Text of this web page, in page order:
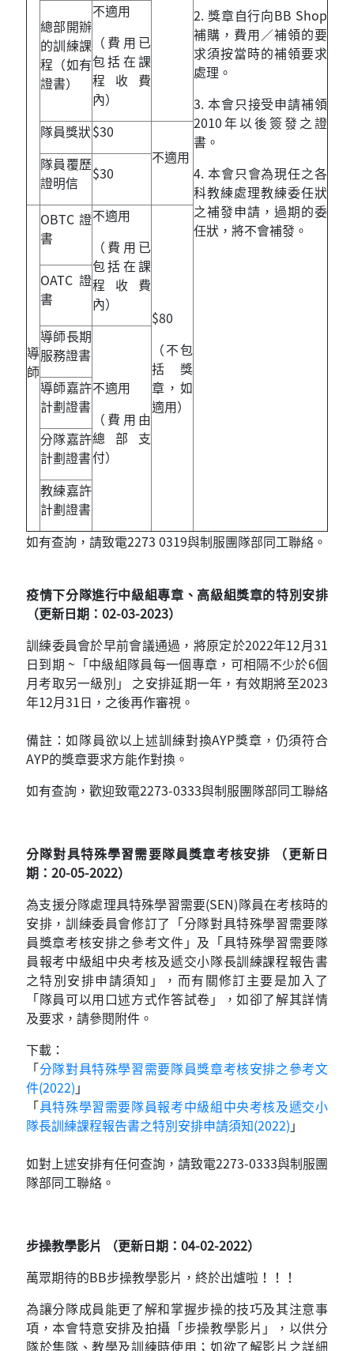
2. 獎章自行向BB Shop
補購，費用／補領的要
求須按當時的補領要求
處理。
3. 本會只接受申請補領
2010年以後簽發之證
書。
4. 本會只會為現任之各
科教練處理教練委任狀
之補發申請，過期的委
任狀，將不會補發。
總部開辦
的訓練課
程（如有
證書）
不適用
（費用已
包括在課
程收費
內）
隊員獎狀$30
不適用
隊員覆歷
證明信
$30
導
師
OBTC證
書
不適用
（費用已
包括在課
程收費
內）
$80
（不包
括獎
章，如
適用）
OATC證
書
導師長期
服務證書
不適用
（費用由
總部支
付）
導師嘉許
計劃證書
分隊嘉許
計劃證書
教練嘉許
計劃證書
如有查詢，請致電2273 0319與制服團隊部同工聯絡。
疫情下分隊進行中級組專章、高級組獎章的特別安排
（更新日期：02-03-2023）
訓練委員會於早前會議通過，將原定於2022年12月31
日到期 ~「中級組隊員每一個專章，可相隔不少於6個
月考取另一級別」 之安排延期一年，有效期將至2023
年12月31日，之後再作審視。
備註：如隊員欲以上述訓練對換AYP獎章，仍須符合
AYP的獎章要求方能作對換。
如有查詢，歡迎致電2273-0333與制服團隊部同工聯絡
分隊對具特殊學習需要隊員獎章考核安排 （更新日
期：20-05-2022）
​為支援分隊處理具特殊學習需要(SEN)隊員在考核時的
安排，訓練委員會修訂了「分隊對具特殊學習需要隊
員獎章考核安排之參考文件」及「具特殊學習需要隊
員報考中級組中央考核及遞交小隊長訓練課程報告書
之特別安排申請須知」，而有關修訂主要是加入了
「隊員可以用口述方式作答試卷」，如卻了解其詳情
及要求，請參閱附件。
下載：
「分隊對具特殊學習需要隊員獎章考核安排之參考文
件(2022) 」
「具特殊學習需要隊員報考中級組中央考核及遞交小
隊長訓練課程報告書之特別安排申請須知(2022) 」
如對上述安排有任何查詢，請致電2273-0333與制服團
隊部同工聯絡。
步操教學影片 （更新日期：04-02-2022）
萬眾期待的BB步操教學影片，終於出爐啦！！！
為讓分隊成員能更了解和掌握步操的技巧及其注意事
項，本會特意安排及拍攝「步操教學影片」，以供分
隊於集隊、教學及訓練時使用；如欲了解影片之詳細